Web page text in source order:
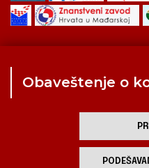
Zavod za
Obaveštenje o